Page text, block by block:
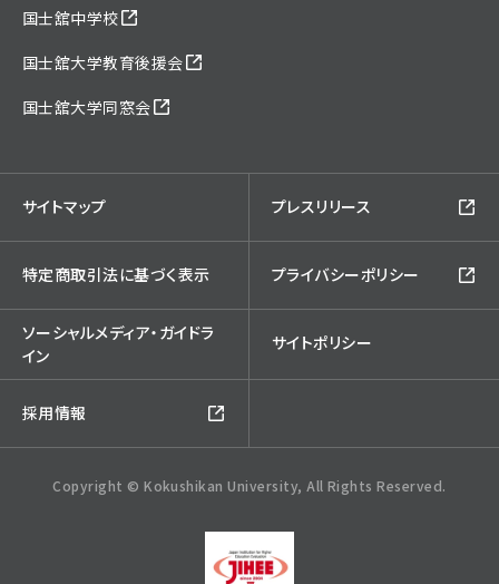
国士舘中学校
国士舘大学教育後援会
国士舘大学同窓会
サイトマップ プレスリリース
特定商取引法に基づく表示 プライバシーポリシー
ソーシャルメディア・ガイドラ
イン
サイトポリシー
採用情報
Copyright © Kokushikan University, All Rights Reserved.